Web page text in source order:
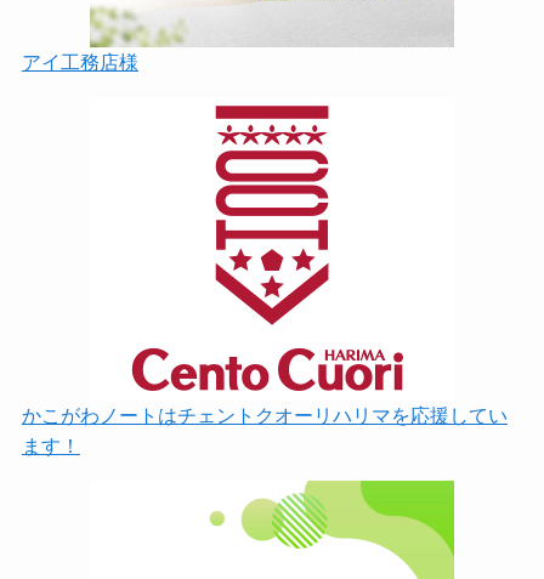
アイ工務店様
かこがわノートはチェントクオーリハリマを応援してい
ます！